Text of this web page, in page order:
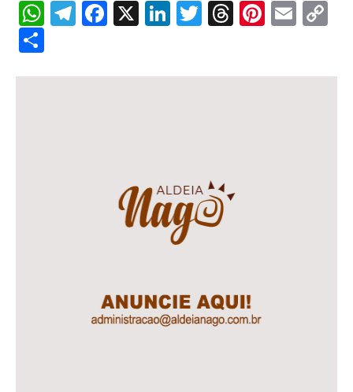
WhatsApp
Telegram
Facebook
X LinkedIn
Twitter
Threads